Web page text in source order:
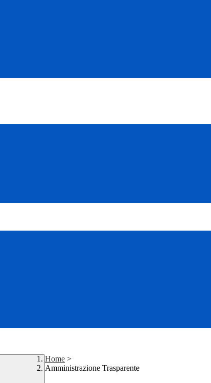
Home >
Amministrazione Trasparente